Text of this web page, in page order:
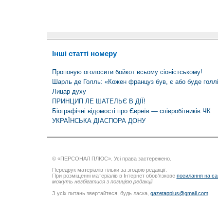
Інші статті номеру
Пропоную оголосити бойкот всьому сіоністському!
Шарль де Голль: «Кожен француз був, є або буде
Лицар духу
ПРИНЦИП ЛЕ ШАТЕЛЬЄ В ДІЇ!
Біографічні відомості про Євреїв — співробітників ЧК
УКРАЇНСЬКА ДІАСПОРА ДОНУ
© «ПЕРСОНАЛ ПЛЮС». Усі права застережено.
Передрук матеріалів тільки за згодою редакції.
При розміщенні матеріалів в Інтернет обов’язкове посилання на
можуть незбігатися з позицією редакції
З усіх питань звертайтеся, будь ласка, gazetapplus@gmail.com